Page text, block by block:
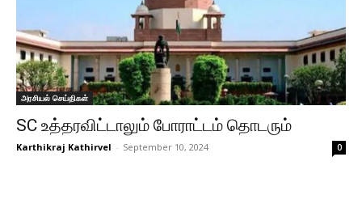
அரசியல் செய்திகள்
SC உத்தரவிட்டாலும் போராட்டம் தொடரும்
Karthikraj Kathirvel - September 10, 2024 0